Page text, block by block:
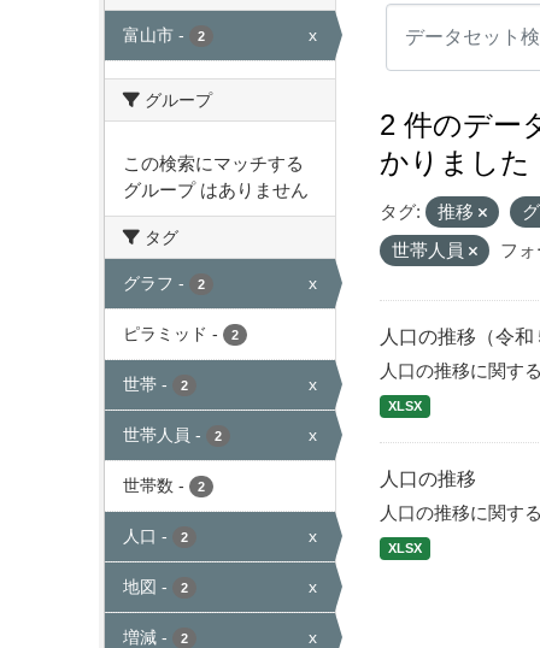
富山市 - 2 x
グループ
この検索にマッチする
グループ はありません
タグ
グラフ - 2 x
ピラミッド - 2
世帯 - 2 x
世帯人員 - 2 x
世帯数 - 2
人口 - 2 x
地図 - 2 x
増減 - 2 x
2 件のデー
かりました
タグ: 推移
世帯人員
フ
人口の推移（令和
人口の推移に関す
XLSX
人口の推移
人口の推移に関す
XLSX